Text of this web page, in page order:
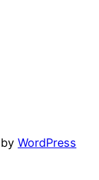
WordPress